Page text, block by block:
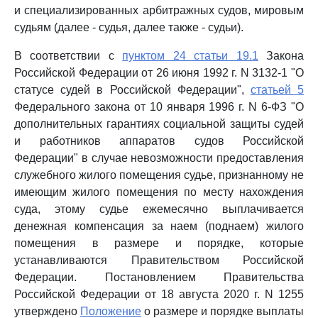
и специализированных арбитражных судов, мировым
судьям (далее - судья, далее также - судьи).
В соответствии с пунктом 24 статьи 19.1 Закона
Российской Федерации от 26 июня 1992 г. N 3132-1 "О
статусе судей в Российской Федерации", статьей 5
Федерального закона от 10 января 1996 г. N 6-ФЗ "О
дополнительных гарантиях социальной защиты судей
и работников аппаратов судов Российской
Федерации" в случае невозможности предоставления
служебного жилого помещения судье, признанному не
имеющим жилого помещения по месту нахождения
суда, этому судье ежемесячно выплачивается
денежная компенсация за наем (поднаем) жилого
помещения в размере и порядке, которые
устанавливаются Правительством Российской
Федерации. Постановлением Правительства
Российской Федерации от 18 августа 2020 г. N 1255
утверждено Положение о размере и порядке выплаты